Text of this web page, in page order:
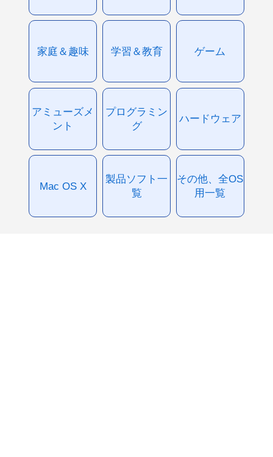
家庭＆趣味 学習＆教育 ゲーム
アミューズメ
ント
プログラミン
グ
ハードウェア
Mac OS X
製品ソフト一
覧
その他、全OS
用一覧